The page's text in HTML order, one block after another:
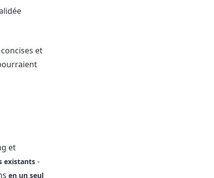
et
et
existants -
en un seul